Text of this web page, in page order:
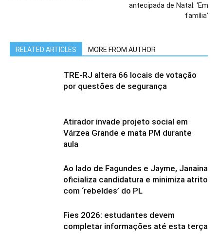
antecipada de Natal: ‘Em
família’
RELATED ARTICLES MORE FROM AUTHOR
TRE-RJ altera 66 locais de votação
por questões de segurança
Atirador invade projeto social em
Várzea Grande e mata PM durante
aula
Ao lado de Fagundes e Jayme, Janaina
oficializa candidatura e minimiza atrito
com ‘rebeldes’ do PL
Fies 2026: estudantes devem
completar informações até esta terça